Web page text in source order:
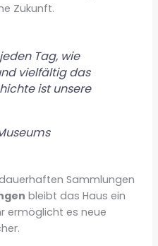
Zukunft.
Tag, wie
vielfältig das
ist unsere
Sammlungen
bleibt das Haus ein
ermöglicht es neue